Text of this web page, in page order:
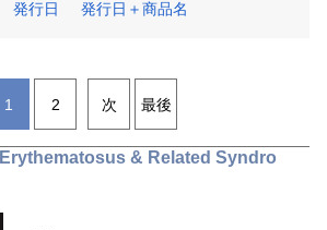
発行日 発行日＋商品名
1 2 次 最後
& Related Syndro